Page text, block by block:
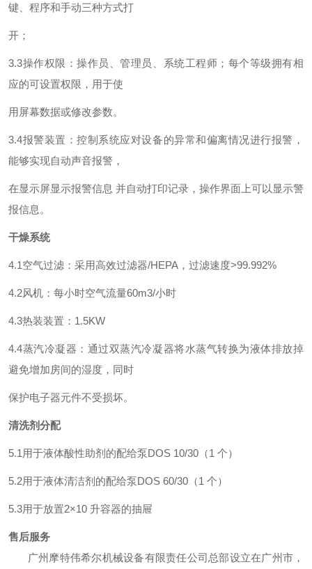
键、程序和手动三种方式打
开；
3.3操作权限：操作员、管理员、系统工程师；每个等级拥有相
应的可设置权限，用于使
用屏幕数据或修改参数。
3.4报警装置：控制系统应对设备的异常和偏离情况进行报警，
能够实现自动声音报警，
在显示屏显示报警信息 并自动打印记录，操作界面上可以显示警
报信息。
干燥系统
4.1空气过滤：采用高效过滤器/HEPA，过滤速度>99.992%
4.2风机：每小时空气流量60m3/小时
4.3热装装置：1.5KW
4.4蒸汽冷凝器：通过双蒸汽冷凝器将水蒸气转换为液体排放掉
避免增加房间的湿度，同时
保护电子器元件不受损坏。
清洗剂分配
5.1用于液体酸性助剂的配给泵DOS 10/30（1 个）
5.2用于液体清洁剂的配给泵DOS 60/30（1 个）
5.3用于放置2×10 升容器的抽屉
售后服务
广州摩特伟希尔机械设备有限责任公司总部设立在广州市，